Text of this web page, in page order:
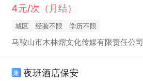
4元/次（月结）
城区 经验不限 学历不限
马鞍山市木林熠文化传媒有限责任公
兼 夜班酒店保安